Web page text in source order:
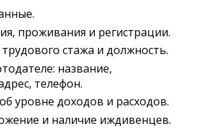
проживания и регистрации.
стажа и должность.
название,
телефон.
уровне доходов и расходов.
и наличие иждивенцев.